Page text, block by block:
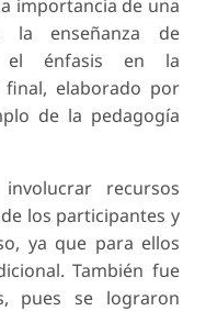
importancia de una
la enseñanza de
el énfasis en la
elaborado por
de la pedagogía
recursos
los participantes y
ya que para ellos
También fue
pues se lograron